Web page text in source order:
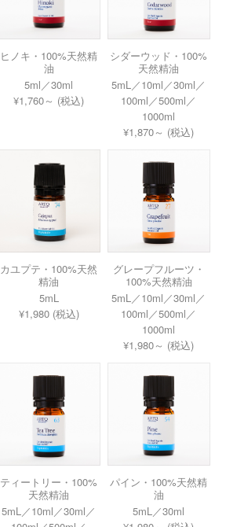
ヒノキ・100%天然精
油
5ml／30ml
¥1,760～ (税込)
シダーウッド・100%
天然精油
5mL／10ml／30ml／
100ml／500ml／
1000ml
¥1,870～ (税込)
カユプテ・100%天然
精油
5mL
¥1,980 (税込)
グレープフルーツ・
100%天然精油
5mL／10ml／30ml／
100ml／500ml／
1000ml
¥1,980～ (税込)
ティートリー・100%
天然精油
5mL／10ml／30ml／
パイン・100%天然精
油
5mL／30ml